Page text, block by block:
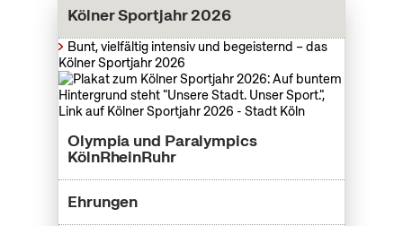
Kölner Sportjahr 2026
Bunt, vielfältig intensiv und begeisternd – das
Kölner Sportjahr 2026
Olympia und Paralympics
KölnRheinRuhr
Ehrungen